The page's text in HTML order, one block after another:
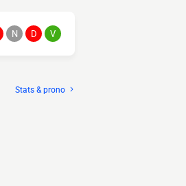
N D V
Stats & prono